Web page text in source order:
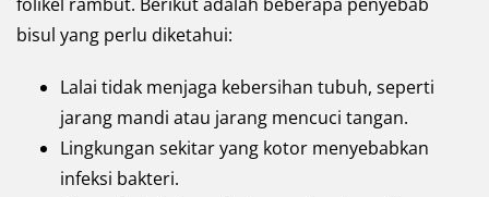
folikel rambut. Berikut adalah beberapa penyebab
bisul yang perlu diketahui:
Lalai tidak menjaga kebersihan tubuh, seperti
jarang mandi atau jarang mencuci tangan.
Lingkungan sekitar yang kotor menyebabkan
infeksi bakteri.